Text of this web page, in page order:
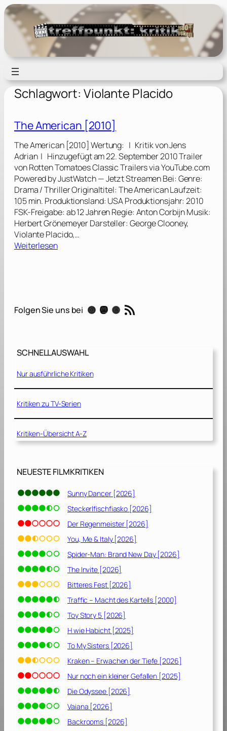
Zum
Inhalt
springen
Schlagwort: Violante Placido
The American [2010]
The American [2010] Wertung: | Kritik von Jens
Adrian | Hinzugefügt am 22. September 2010 Trailer
von Rotten Tomatoes Classic Trailers via YouTube.com
Powered by JustWatch — Jetzt Streamen Bei: Genre:
Drama / Thriller Originaltitel: The American Laufzeit:
105 min. Produktionsland: USA Produktionsjahr: 2010
FSK-Freigabe: ab 12 Jahren Regie: Anton Corbijn Musik:
Herbert Grönemeyer Darsteller: George Clooney,
Violante Placido,…
Weiterlesen:
e
a
[
2
0
]
Folgen Sie uns bei Instagram Mastodon Threads RSS-Feed
SCHNELLAUSWAHL
Nur ausführliche Kritiken
Kritiken zu TV-Serien
Kritiken-Übersicht A-Z
NEUESTE FILMKRITIKEN
Sunny Dancer [2026]
Steckerlfischfiasko [2026]
Der Regenmeister [2026]
You, Me & Italy [2026]
Spider-Man: Brand New Day [2026]
The Invite [2026]
Bitteres Fest [2026]
Traffic – Macht des Kartells [2000]
Toy Story 5 [2026]
H wie Habicht [2025]
To My Sisters [2026]
Kraken – Erwachen der Tiefe [2026]
Nur noch ein kleiner Gefallen [2025]
Die Odyssee [2026]
Vaiana [2026]
Backrooms [2026]